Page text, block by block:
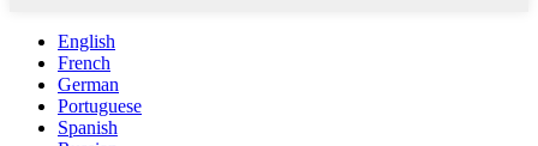
English
French
German
Portuguese
Spanish